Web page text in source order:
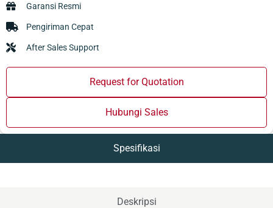
Garansi Resmi
Pengiriman Cepat
After Sales Support
Request for Quotation
Hubungi Sales
Spesifikasi
Deskripsi